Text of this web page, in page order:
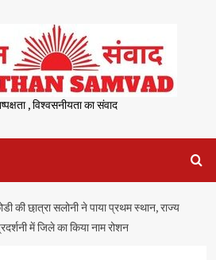
, विश्वसनीयता का संवाद
की छा़त्रा सलोनी ने पाया प्रथम स्थान, राज्य
में जिले का किया नाम रोशन